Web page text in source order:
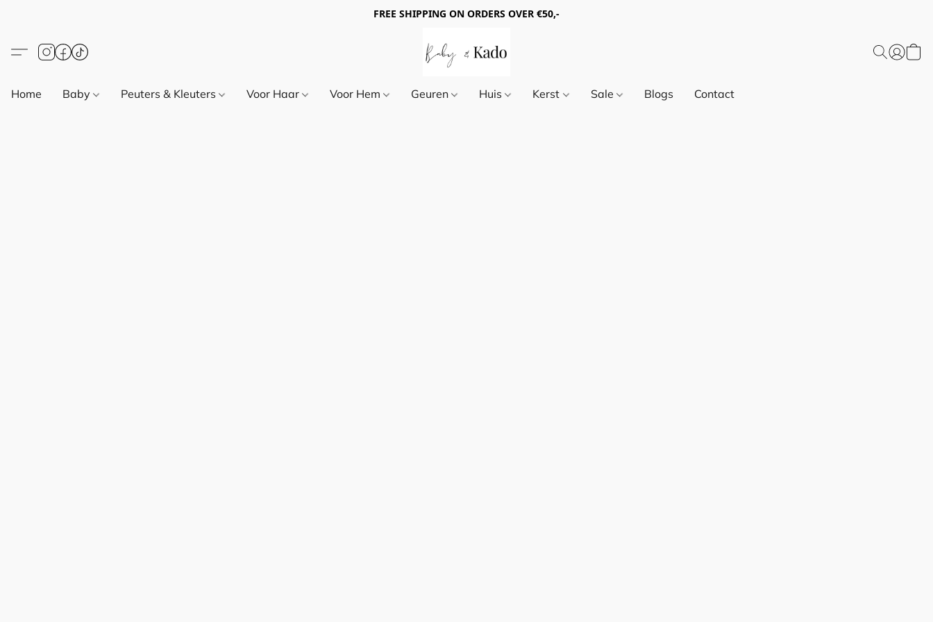
FREE SHIPPING ON ORDERS OVER €50,-
Home Baby Peuters & Kleuters Voor Haar Voor Hem Geuren Huis Kerst Sale Blogs Contact